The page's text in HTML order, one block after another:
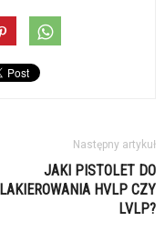
Następny artykuł
JAKI PISTOLET DO
LAKIEROWANIA HVLP CZY
LVLP?